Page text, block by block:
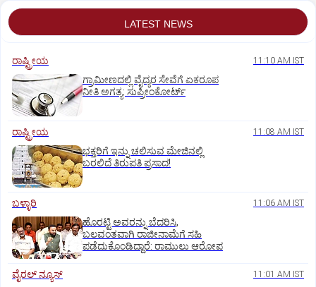
LATEST NEWS
ರಾಷ್ಟ್ರೀಯ 11:10 AM IST
ಗ್ರಾಮೀಣದಲ್ಲಿ ವೈದ್ಯರ ಸೇವೆಗೆ ಏಕರೂಪ
ನೀತಿ ಅಗತ್ಯ: ಸುಪ್ರೀಂಕೋರ್ಟ್‌
ರಾಷ್ಟ್ರೀಯ 11:08 AM IST
ಭಕ್ತರಿಗೆ ಇನ್ನು ಚಲಿಸುವ ಮೇಜಿನಲ್ಲಿ
ಬರಲಿದೆ ತಿರುಪತಿ ಪ್ರಸಾದ!
ಬಳ್ಳಾರಿ 11:06 AM IST
ಹೊರಟ್ಟಿ ಅವರನ್ನು ಬೆದರಿಸಿ,
ಬಲವಂತವಾಗಿ ರಾಜೀನಾಮೆಗೆ ಸಹಿ
ಪಡೆದುಕೊಂಡಿದ್ದಾರೆ: ರಾಮುಲು ಆರೋಪ
ವೈರಲ್ ನ್ಯೂಸ್ 11:01 AM IST